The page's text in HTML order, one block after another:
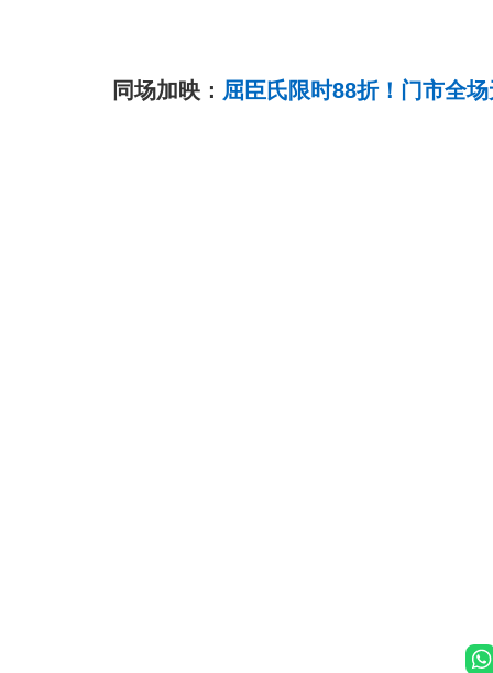
同场加映： 屈臣氏限时88折！门市全